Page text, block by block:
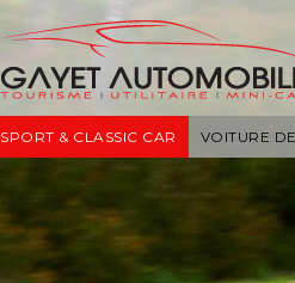
SPORT & CLASSIC CAR VOITURE